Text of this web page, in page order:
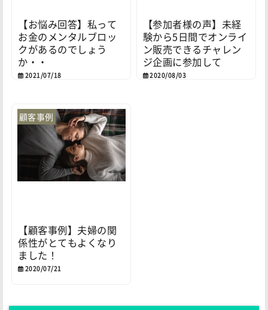
【お悩み回答】私って
お金のメンタルブロッ
クがあるのでしょう
か・・
2021/07/18
【参加者様の声】未経
験から5日間でオンライ
ン販売できるチャレン
ジ企画に参加して
2020/08/03
顧客事例
【顧客事例】夫婦の関
係性がとてもよくなり
ました！
2020/07/21